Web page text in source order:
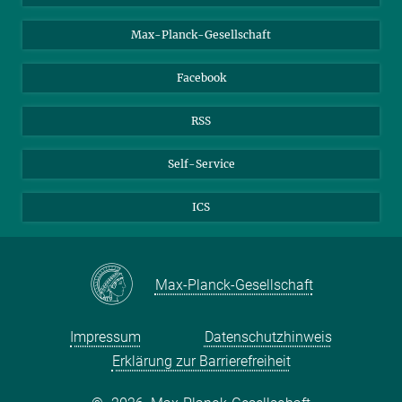
Max-Planck-Gesellschaft
Facebook
RSS
Self-Service
ICS
Max-Planck-Gesellschaft
Impressum
Datenschutzhinweis
Erklärung zur Barrierefreiheit